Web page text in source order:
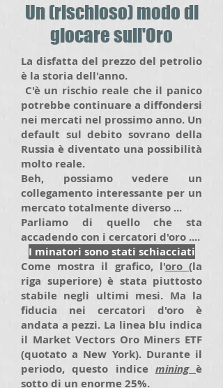
Un (rischioso) modo di
giocare sull'Oro
La disfatta del prezzo del petrolio
è la storia dell'anno.
C'è un rischio reale che il panico
potrebbe continuare a diffondersi
nei mercati nel prossimo anno. Un
default sul debito sovrano della
Russia è diventato una possibilità
molto reale.
Beh, possiamo vedere un
collegamento interessante per un
mercato totalmente diverso ...
Parliamo di quello che sta
accadendo con i cercatori d'oro ....
I minatori sono stati schiacciati
Come mostra il grafico, l'oro(la
riga superiore) è stata piuttosto
stabile negli ultimi mesi. Ma la
fiducia nei cercatori d'oro è
andata a pezzi. La linea blu indica
il Market Vectors Oro Miners ETF
(quotato a New York). Durante il
periodo, questo indice mining è
sotto di un enorme 25%.